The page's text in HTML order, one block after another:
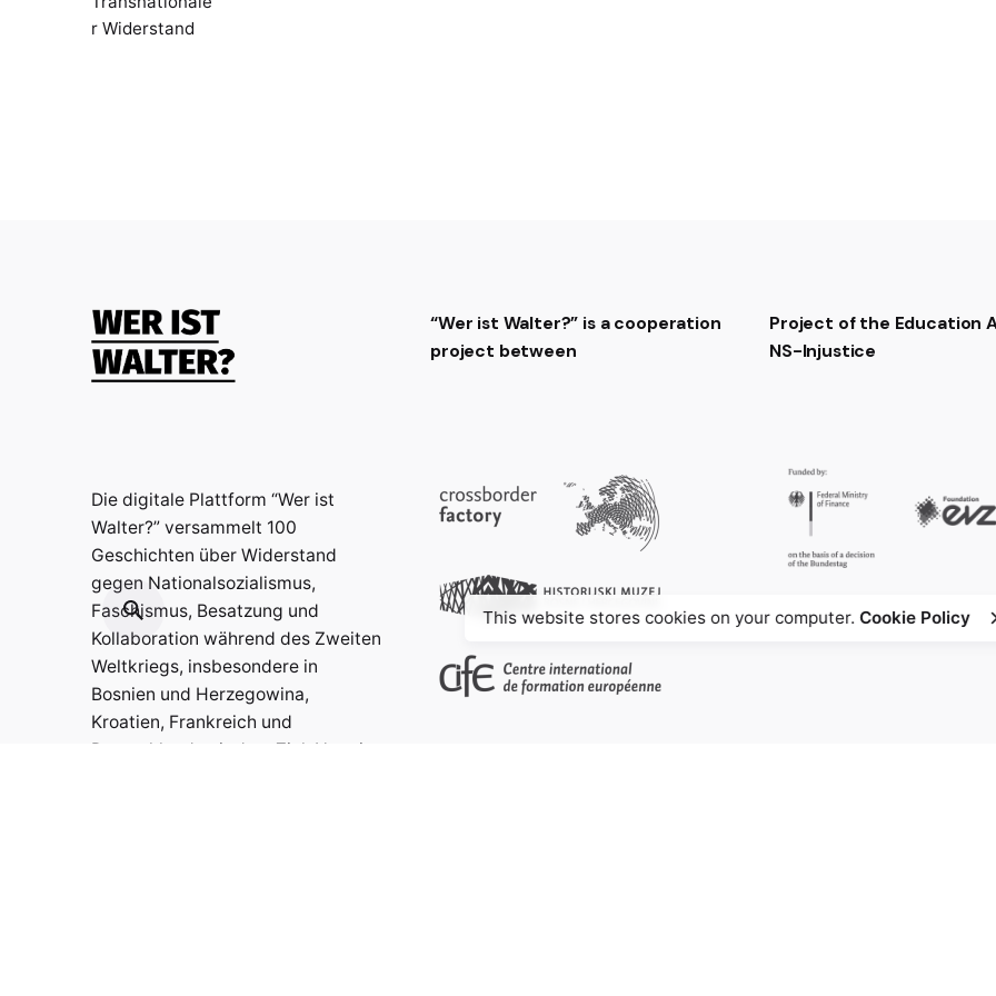
r Widerstand
Die digitale Plattform “Wer ist
Walter?” versammelt 100
Geschichten über Widerstand
gegen Nationalsozialismus,
Faschismus, Besatzung und
Kollaboration während des Zweiten
Weltkriegs, insbesondere in
Bosnien und Herzegowina,
Kroatien, Frankreich und
Deutschland, mit dem Ziel, Neugier
“Wer ist Walter?” is a cooperation
project between
Project of the Education
NS-Injustice
This website stores cookies on your computer.Cookie Policy